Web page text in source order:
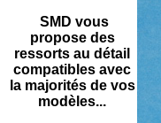
SMD vous
propose des
ressorts au détail
compatibles avec
la majorités de vos
modèles...